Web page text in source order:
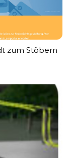
zum Stöbern